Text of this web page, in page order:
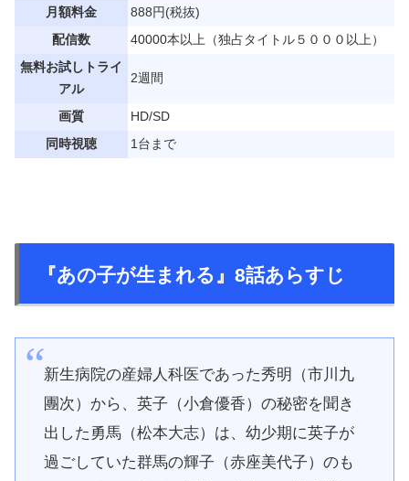
月額料金
888円(税抜)
配信数
40000本以上（独占タイトル５０００以上）
無料お試しトライ
アル
2週間
画質
HD/SD
同時視聴
1台まで
『あの子が生まれる』8話あらすじ
新生病院の産婦人科医であった秀明（市川九
團次）から、英子（小倉優香）の秘密を聞き
出した勇馬（松本大志）は、幼少期に英子が
過ごしていた群馬の輝子（赤座美代子）のも